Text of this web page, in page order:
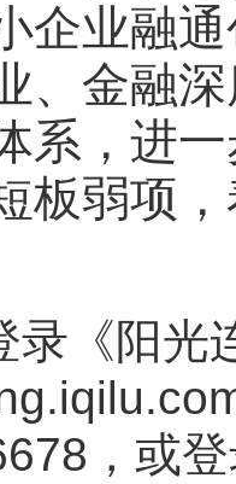
企业融
、金融
系，进
板弱项
录《阳光
，或